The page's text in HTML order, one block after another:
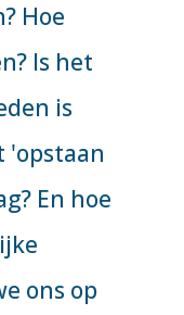
Hoe
Is het
is
'opstaan
En hoe
ons op